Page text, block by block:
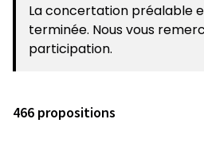
La concertation préalable
terminée. Nous vous
participation.
466 propositions